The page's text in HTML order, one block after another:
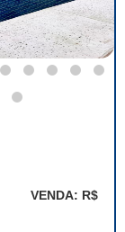
VENDA: R$